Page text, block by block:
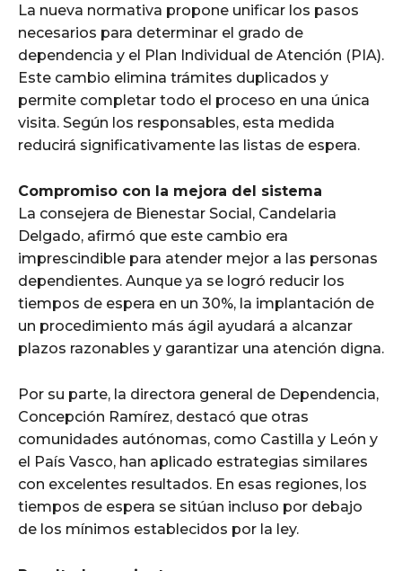
La nueva normativa propone unificar los pasos
necesarios para determinar el grado de
dependencia y el Plan Individual de Atención (PIA).
Este cambio elimina trámites duplicados y
permite completar todo el proceso en una única
visita. Según los responsables, esta medida
reducirá significativamente las listas de espera.
Compromiso con la mejora del sistema
La consejera de Bienestar Social, Candelaria
Delgado, afirmó que este cambio era
imprescindible para atender mejor a las personas
dependientes. Aunque ya se logró reducir los
tiempos de espera en un 30%, la implantación de
un procedimiento más ágil ayudará a alcanzar
plazos razonables y garantizar una atención digna.
Por su parte, la directora general de Dependencia,
Concepción Ramírez, destacó que otras
comunidades autónomas, como Castilla y León y
el País Vasco, han aplicado estrategias similares
con excelentes resultados. En esas regiones, los
tiempos de espera se sitúan incluso por debajo
de los mínimos establecidos por la ley.